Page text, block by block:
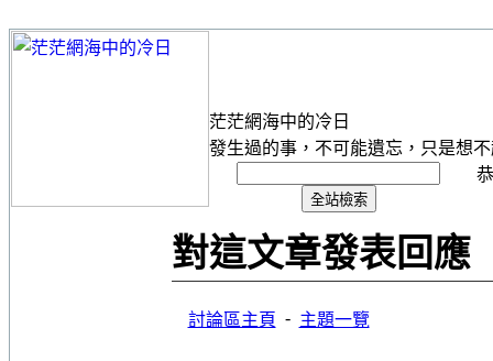
茫茫網海中的冷日
發生過的事，不可能遺忘，只是想
對這文章發表回應
討論區主頁 - 主題一覽